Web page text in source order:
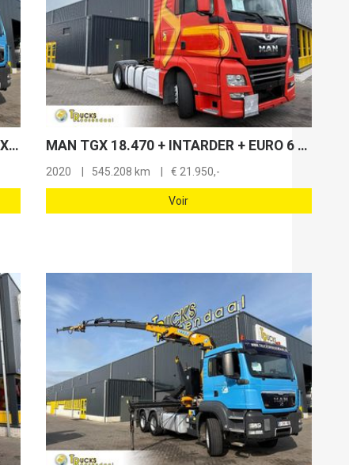
MAN TGS 33,360 + EFFER 210/4S 4 X EXT. + JIB 2 S 2 X EXT + HOOK ARM SYSTEM + 6X4 + 158582 KM + EURO 5 MAN TGX 18.470 + INTARDER + EURO 6 + SMART TACHOGRAPH
2020 545.208 km € 21.950,-
Voir